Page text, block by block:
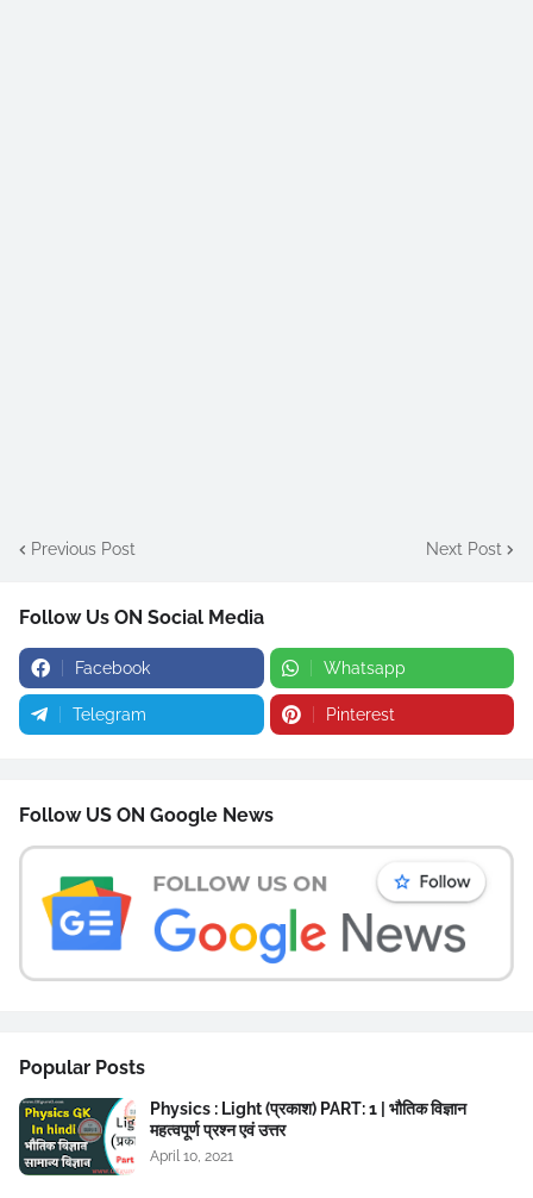
Previous Post Next Post
Follow Us ON Social Media
Facebook Whatsapp
Telegram Pinterest
Follow US ON Google News
Popular Posts
Physics : Light (प्रकाश) PART: 1 | भौतिक विज्ञान
महत्वपूर्ण प्रश्न एवं उत्तर
April 10, 2021